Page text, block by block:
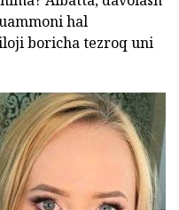
hal
boricha tezroq uni